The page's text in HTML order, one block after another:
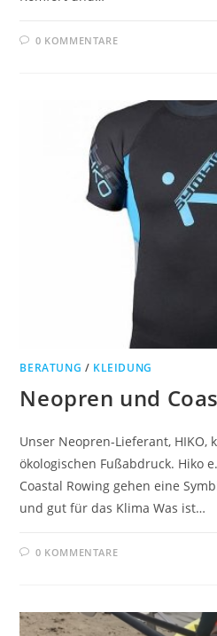
0 KOMMENTARE
BERATUNG / KLEIDUNG
Neopren und
Unser Neopren-Lieferant,
ökologischen Fußabdruck. Hiko
Coastal Rowing gehen eine
und gut für das Klima Was ist…
0 KOMMENTARE